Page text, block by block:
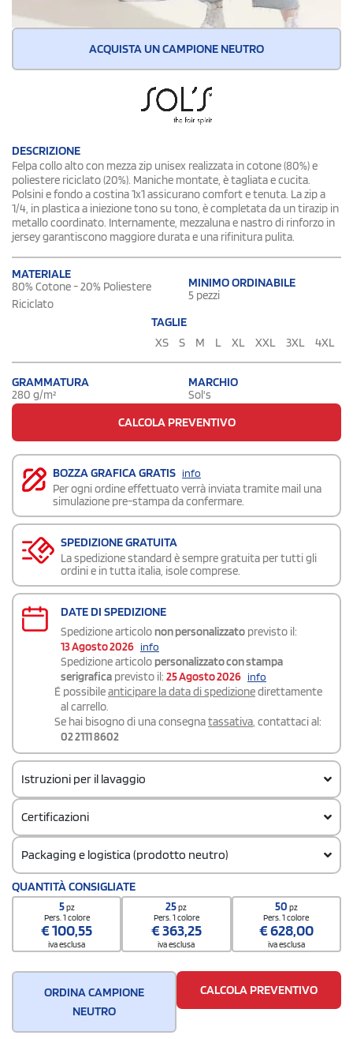
ACQUISTA UN CAMPIONE NEUTRO
DESCRIZIONE
Felpa collo alto con mezza zip unisex realizzata in cotone (80%) e
poliestere riciclato (20%). Maniche montate, è tagliata e cucita.
Polsini e fondo a costina 1x1 assicurano comfort e tenuta. La zip a
1/4, in plastica a iniezione tono su tono, è completata da un tirazip in
metallo coordinato. Internamente, mezzaluna e nastro di rinforzo in
jersey garantiscono maggiore durata e una rifinitura pulita.
MATERIALE
80% Cotone - 20% Poliestere
Riciclato
MINIMO ORDINABILE
5 pezzi
TAGLIE
XS
S M L XL XXL 3XL 4XL
GRAMMATURA
280 g/m²
MARCHIO
Sol's
CALCOLA PREVENTIVO
BOZZA GRAFICA GRATIS info
Per ogni ordine effettuato verrà inviata tramite mail una
simulazione pre-stampa da confermare.
SPEDIZIONE GRATUITA
La spedizione standard è sempre gratuita per tutti gli
ordini e in tutta italia, isole comprese.
DATE DI SPEDIZIONE
Spedizione articolo non personalizzato previsto il:
13 Agosto 2026 info
Spedizione articolo personalizzato con stampa
serigrafica previsto il: 25 Agosto 2026 info
É possibileanticipare la data di spedizionedirettamente
al carrello.
Se hai bisogno di una consegnatassativa, contattaci al:
02 2111 8602
Istruzioni per il lavaggio
Certificazioni
Packaging e logistica (prodotto neutro)
Quantità per confezione
5
Quantità per scatola
QUANTITÀ CONSIGLIATE
5pz
Pers. 1 colore
€100,55
iva esclusa
25pz
Pers. 1 colore
€363,25
iva esclusa
50 pz
Pers. 1 colore
€628,00
iva esclusa
ORDINA CAMPIONE
NEUTRO
CALCOLA PREVENTIVO